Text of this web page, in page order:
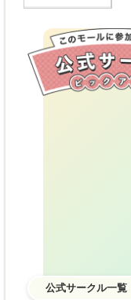
公式サークル一覧